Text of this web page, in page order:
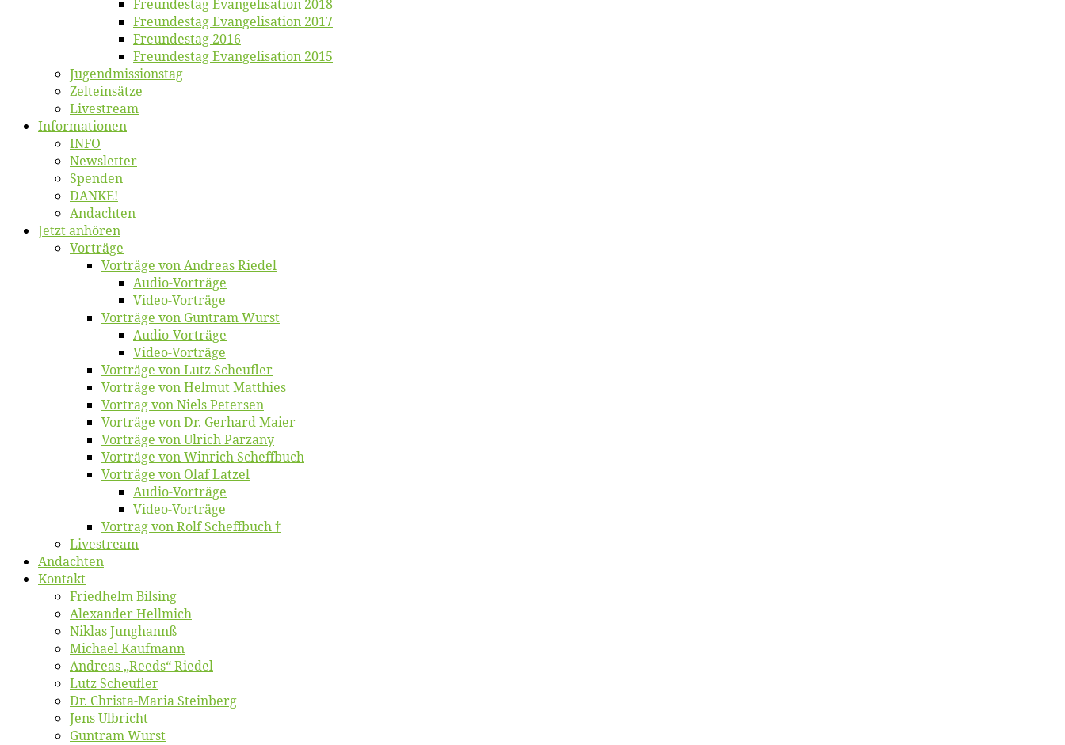
Freun­des­tag Evan­ge­li­sa­ti­on 2018
Freun­des­tag Evan­ge­li­sa­ti­on 2017
Freun­des­tag 2016
Freun­des­tag Evan­ge­li­sa­ti­on 2015
Jugend­mis­sions­tag
Zelt­ein­sät­ze
Live­stream
Informatio­nen
INFO
News­let­ter
Spen­den
DANKE!
An­dach­ten
Jetzt an­hö­ren
Vor­trä­ge
Vor­trä­ge von An­dre­as Riedel
Au­dio-Vor­trä­ge
Vi­deo-Vor­trä­ge
Vor­trä­ge von Gun­tram Wurst
Au­dio-Vor­trä­ge
Vi­deo-Vor­trä­ge
Vor­trä­ge von Lutz Scheufler
Vor­trä­ge von Hel­mut Matthies
Vor­trag von Niels Petersen
Vor­trä­ge von Dr. Ger­hard Maier
Vor­trä­ge von Ul­rich Parzany
Vor­trä­ge von Win­rich Scheffbuch
Vor­trä­ge von Olaf Latzel
Au­dio-Vor­trä­ge
Vi­deo-Vor­trä­ge
Vor­trag von Rolf Scheffbuch †
Live­stream
An­dach­ten
Kon­takt
Fried­helm Bilsing
Alex­an­der Hellmich
Ni­klas Junghannß
Mi­cha­el Kaufmann
An­dre­as „Reeds“ Riedel
Lutz Scheuf­ler
Dr. Chris­­ta-Ma­ria Steinberg
Jens Ulb­richt
Gun­tram Wurst